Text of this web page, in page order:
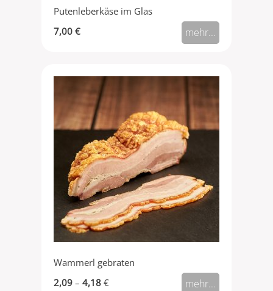
Putenleberkäse im Glas
7,00 €
mehr...
Wammerl gebraten
2,09 – 4,18 € mehr...